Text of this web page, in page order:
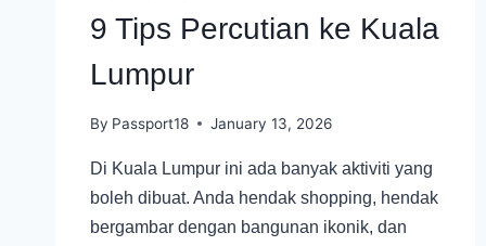
9 Tips Percutian ke Kuala
Lumpur
By Passport18 January 13, 2026
Di Kuala Lumpur ini ada banyak aktiviti yang
boleh dibuat. Anda hendak shopping, hendak
bergambar dengan bangunan ikonik, dan